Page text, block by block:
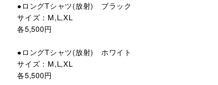
●ロングTシャツ(放射) ブラック
サイズ：M,L,XL
各5,500円
●ロングTシャツ(放射) ホワイト
サイズ：M,L,XL
各5,500円